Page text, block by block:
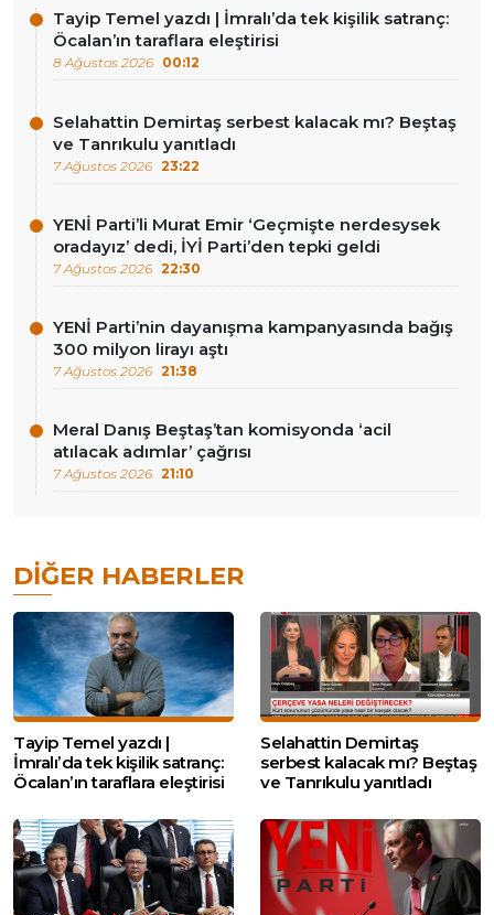
Tayip Temel yazdı | İmralı’da tek kişilik satranç:
Öcalan’ın taraflara eleştirisi
8 Ağustos 2026 00:12
Selahattin Demirtaş serbest kalacak mı? Beştaş
ve Tanrıkulu yanıtladı
7 Ağustos 2026 23:22
YENİ Parti’li Murat Emir ‘Geçmişte nerdesysek
oradayız’ dedi, İYİ Parti’den tepki geldi
7 Ağustos 2026 22:30
YENİ Parti’nin dayanışma kampanyasında bağış
300 milyon lirayı aştı
7 Ağustos 2026 21:38
Meral Danış Beştaş’tan komisyonda ‘acil
atılacak adımlar’ çağrısı
7 Ağustos 2026 21:10
DIĞER HABERLER
Tayip Temel yazdı |
İmralı’da tek kişilik satranç:
Öcalan’ın taraflara eleştirisi
Selahattin Demirtaş
serbest kalacak mı? Beştaş
ve Tanrıkulu yanıtladı